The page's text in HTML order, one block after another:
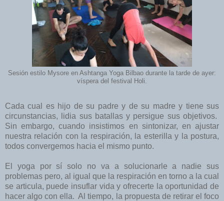
Sesión estilo Mysore en Ashtanga Yoga Bilbao durante la tarde de ayer:
víspera del festival Holi.
Cada cual es hijo de su padre y de su madre y tiene sus
circunstancias, lidia sus batallas y persigue sus objetivos.
Sin embargo, cuando insistimos en sintonizar, en ajustar
nuestra relación con la respiración, la esterilla y la postura,
todos convergemos hacia el mismo punto.
El yoga por sí solo no va a solucionarle a nadie sus
problemas pero, al igual que la respiración en torno a la cual
se articula, puede insuflar vida y ofrecerte la oportunidad de
hacer algo con ella. Al tiempo, la propuesta de retirar el foco